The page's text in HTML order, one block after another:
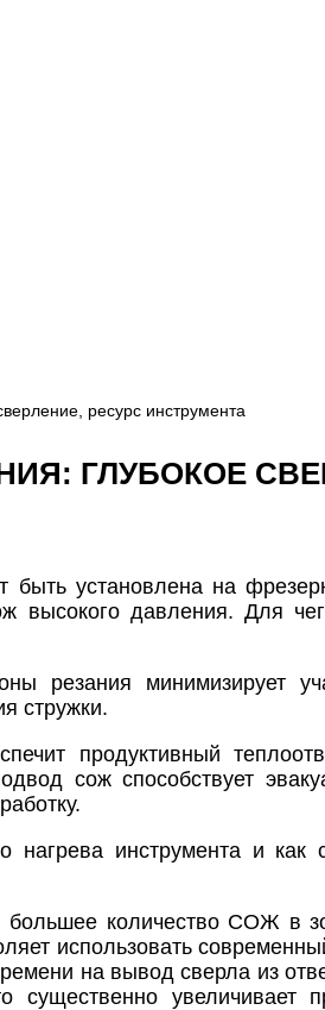
ресурс инструмента
ГЛУБОКОЕ
быть установлена на
высокого давления. Для
резания минимизирует
стружки.
продуктивный
сож способствует
нагрева инструмента и как
количество СОЖ в
использовать
на вывод сверла из
увеличивает